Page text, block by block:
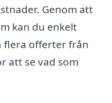
Genom att
kan du enkelt
flera offerter från
att se vad som